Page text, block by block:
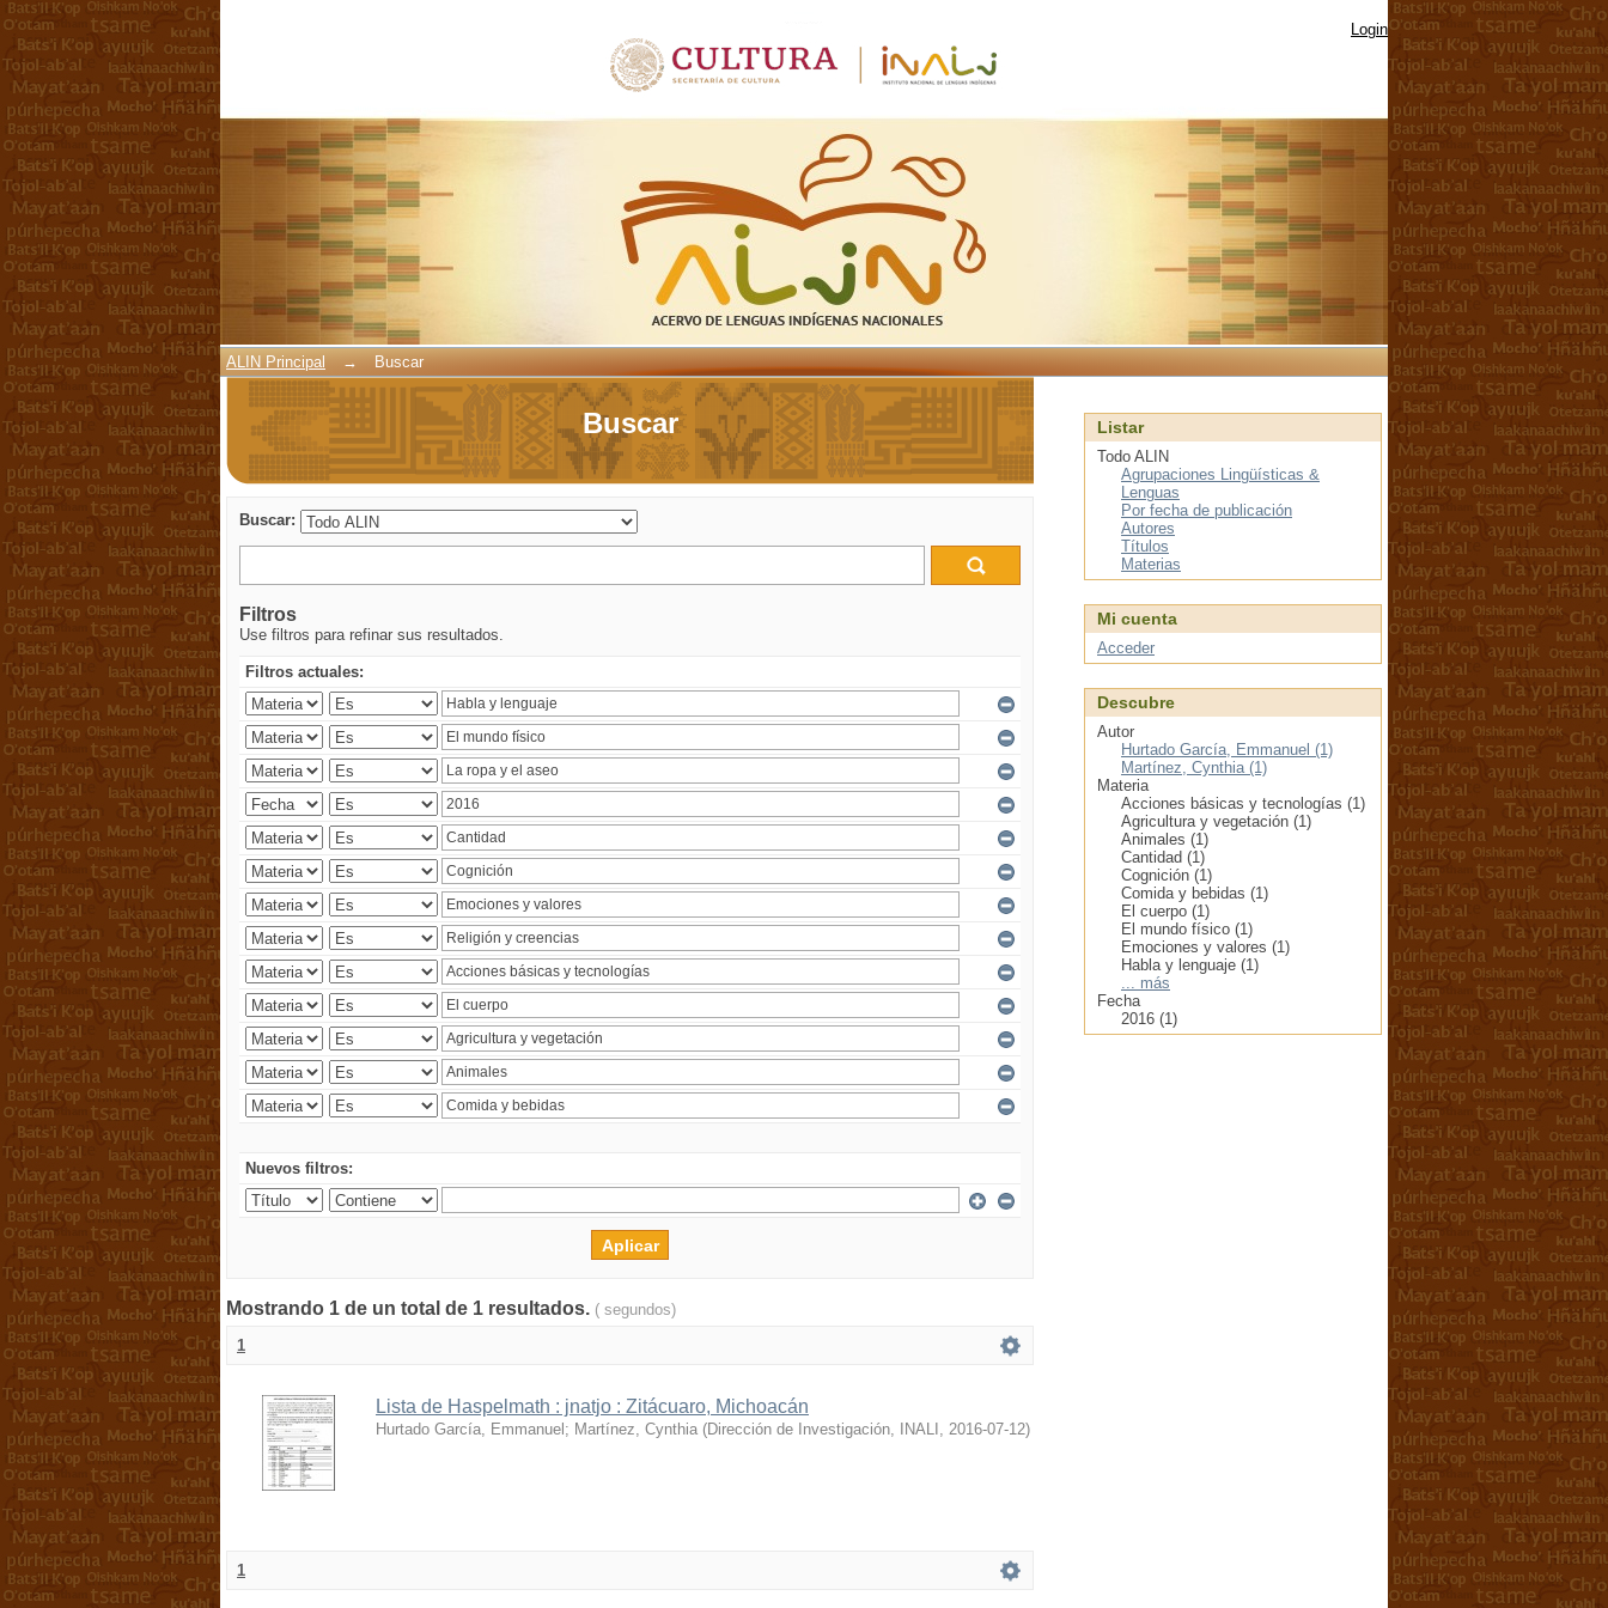
Login
ALIN Principal → Buscar
Buscar
Buscar:
Filtros
Use filtros para refinar sus resultados.
Filtros actuales:
Nuevos filtros:
Mostrando 1 de un total de 1 resultados. ( segundos)
1
Lista de Haspelmath : jnatjo : Zitácuaro, Michoacán
Hurtado García, Emmanuel ; Martínez, Cynthia (Dirección de Investigación, INALI , 2016-07-12)
1
Listar
Todo ALIN
Agrupaciones Lingüísticas &
Lenguas
Por fecha de publicación
Autores
Títulos
Materias
Mi cuenta
Acceder
Descubre
Autor
Hurtado García, Emmanuel (1)
Martínez, Cynthia (1)
Materia
Acciones básicas y tecnologías (1)
Agricultura y vegetación (1)
Animales (1)
Cantidad (1)
Cognición (1)
Comida y bebidas (1)
El cuerpo (1)
El mundo físico (1)
Emociones y valores (1)
Habla y lenguaje (1)
... más
Fecha
2016 (1)